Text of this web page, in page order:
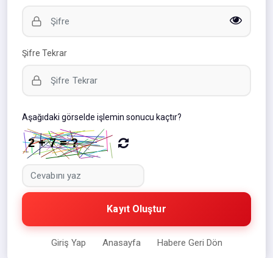
Şifre Tekrar
Aşağıdaki görselde işlemin sonucu kaçtır?
Kayıt Oluştur
Giriş Yap Anasayfa Habere Geri Dön